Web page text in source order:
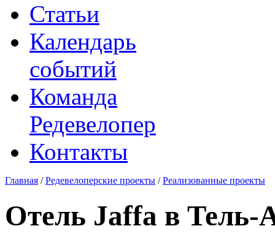
Статьи
Календарь
событий
Команда
Редевелопер
Контакты
Главная /Редевелоперские проекты /Реализованные проекты
Отель Jaffa в Тель-